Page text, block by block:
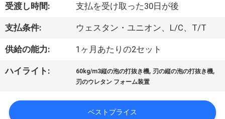
場
旅
行
品
受渡し時間: 支払を受け取った30日が後
支払条件: ウェスタン・ユニオン、L/C、T/T
供給の能力: 1ヶ月あたりの2セット
ハイライト: 60kg/m3縦の泡の打抜き機, 刃の縦の泡の打抜き機,
刃のウレタン フォーム装置
ベストプライス